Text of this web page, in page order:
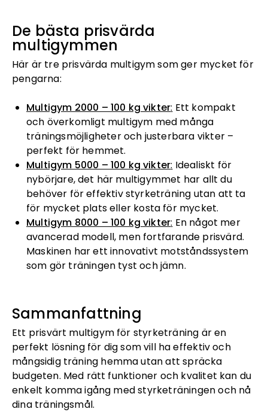
De bästa prisvärda
multigymmen
Här är tre prisvärda multigym som ger mycket för
pengarna:
Multigym 2000 – 100 kg vikter: Ett kompakt
och överkomligt multigym med många
träningsmöjligheter och justerbara vikter –
perfekt för hemmet.
Multigym 5000 – 100 kg vikter: Idealiskt för
nybörjare, det här multigymmet har allt du
behöver för effektiv styrketräning utan att ta
för mycket plats eller kosta för mycket.
Multigym 8000 – 100 kg vikter: En något mer
avancerad modell, men fortfarande prisvärd.
Maskinen har ett innovativt motståndssystem
som gör träningen tyst och jämn.
Sammanfattning
Ett prisvärt multigym för styrketräning är en
perfekt lösning för dig som vill ha effektiv och
mångsidig träning hemma utan att spräcka
budgeten. Med rätt funktioner och kvalitet kan du
enkelt komma igång med styrketräningen och nå
dina träningsmål.